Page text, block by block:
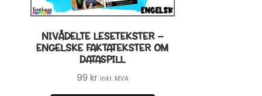
NIVÅDELTE LESETEKSTER –
ENGELSKE FAKTATEKSTER OM
DATASPILL
99kr inkl. MVA